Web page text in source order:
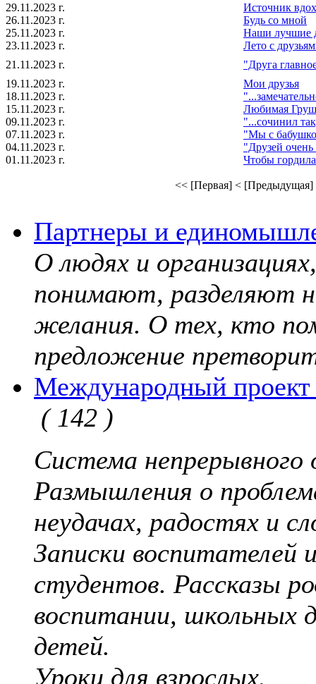
29.11.2023 г.
Источник
26.11.2023 г.
Будь со мной
25.11.2023 г.
Наши лучшие
23.11.2023 г.
Лето с
21.11.2023 г.
"Друга
19.11.2023 г.
Мои друзья
18.11.2023 г.
15.11.2023 г.
Любимая
09.11.2023 г.
"...сочинил
07.11.2023 г.
"Мы с
04.11.2023 г.
"Друзей
01.11.2023 г.
Чтобы
<< [Первая] < [Предыдущая]
Партнеры и
О людях и
понимают, разделяют
желания. О тех, кто
предложение
Международный
( 142 )
Система непрерывного
Размышления о
неудачах, радостях и
Записки воспитателей
студентов. Рассказы
воспитании, школьных
детей.
Уроки для взрослых.